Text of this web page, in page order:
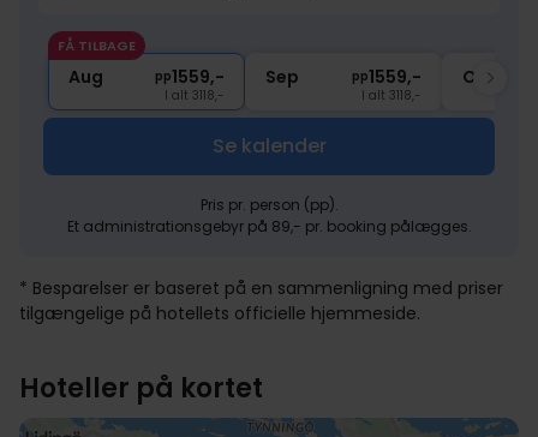
FÅ TILBAGE
Aug pp1559,-
I alt 3118,-
Sep pp1559,-
I alt 3118,-
Okt
Se kalender
Pris pr. person (pp).
Et administrationsgebyr på 89,- pr. booking pålægges.
* Besparelser er baseret på en sammenligning med priser
tilgængelige på hotellets officielle hjemmeside.
Hoteller på kortet